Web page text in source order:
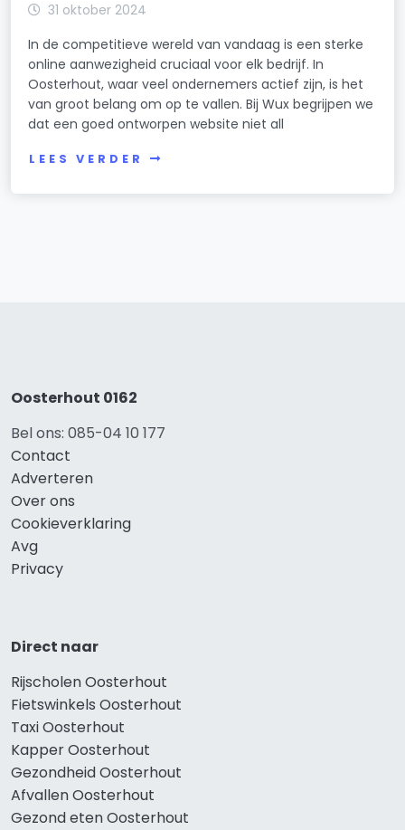
31 oktober 2024
In de competitieve wereld van vandaag is een sterke
online aanwezigheid cruciaal voor elk bedrijf. In
Oosterhout, waar veel ondernemers actief zijn, is het
van groot belang om op te vallen. Bij Wux begrijpen we
dat een goed ontworpen website niet all
LEES VERDER
Oosterhout 0162
Bel ons: 085-04 10 177
Contact
Adverteren
Over ons
Cookieverklaring
Avg
Privacy
Direct naar
Rijscholen Oosterhout
Fietswinkels Oosterhout
Taxi Oosterhout
Kapper Oosterhout
Gezondheid Oosterhout
Afvallen Oosterhout
Gezond eten Oosterhout